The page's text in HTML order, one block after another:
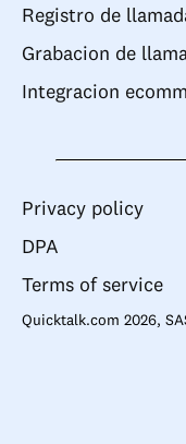
Registro de
Grabacion de
Integracion
Quicktalk.com 2026,
Privacy policy
DPA
Terms of service